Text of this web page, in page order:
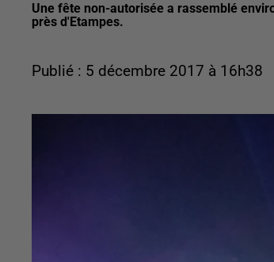
Une fête non-autorisée a rassemblé
près d'Etampes.
Publié : 5 décembre 2017 à 16h38